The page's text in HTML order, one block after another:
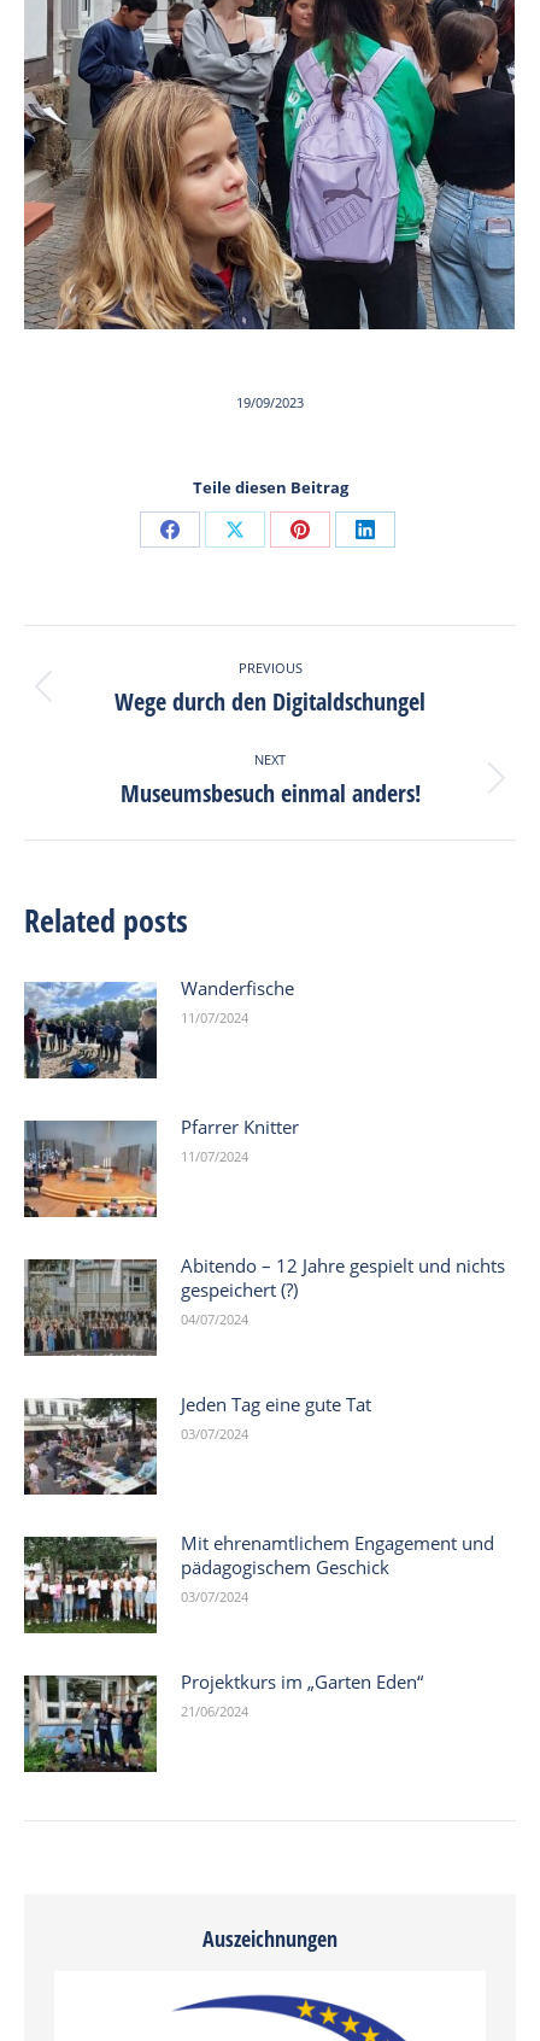
19/09/2023
Teile diesen Beitrag
Share
Facebook
Share
X
Share
Pinterest
Share
LinkedIn
navigation
PREVIOUS
Previous
post:
Wege durch den Digitaldschungel
NEXT
Next
Museumsbesuch einmal anders!
Related posts
Wanderfische
11/07/2024
Pfarrer Knitter
11/07/2024
Abitendo – 12 Jahre gespielt und nichts
gespeichert (?)
04/07/2024
Jeden Tag eine gute Tat
03/07/2024
Mit ehrenamtlichem Engagement und
pädagogischem Geschick
03/07/2024
Projektkurs im „Garten Eden“
21/06/2024
Auszeichnungen